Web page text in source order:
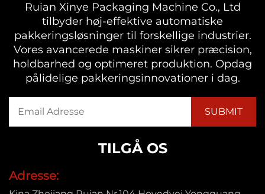
Ruian Xinye Packaging Machine Co., Ltd
tilbyder høj-effektive automatiske
pakkeringsløsninger til forskellige industrier.
Vores avancerede maskiner sikrer præcision,
holdbarhed og optimeret produktion. Opdag
pålidelige pakkeringsinnovationer i dag.
TILGÅ OS
Adresse: